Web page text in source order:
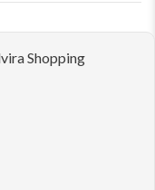
Shopping